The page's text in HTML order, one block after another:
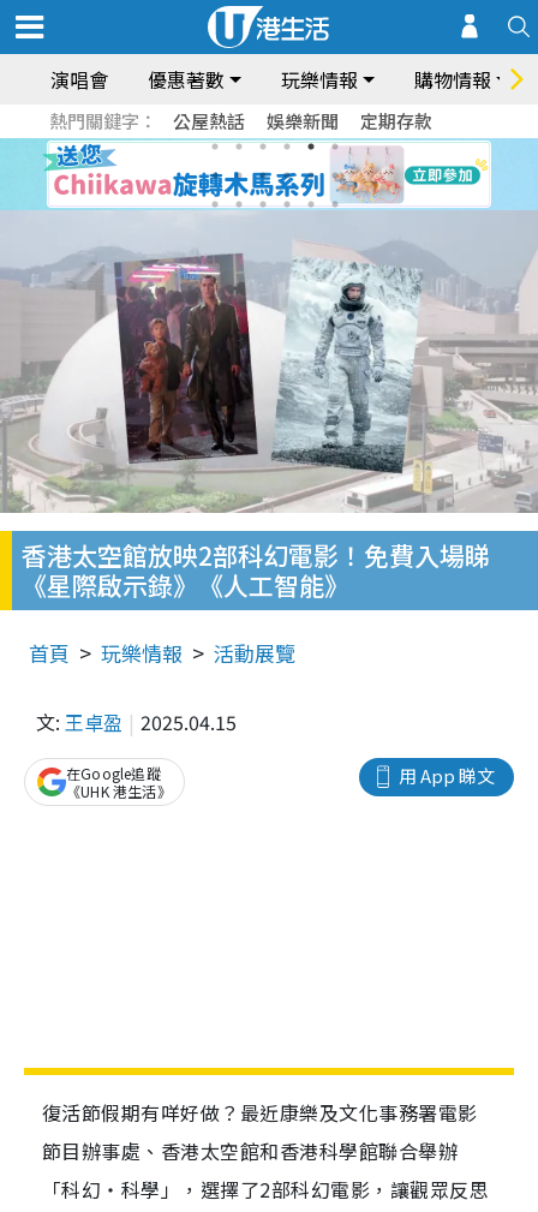
演唱會 優惠著數 玩樂情報 購物情報
熱門關鍵字： 公屋熱話 娛樂新聞 定期存款
香港太空館放映2部科幻電影！免費入場睇
《星際啟示錄》《人工智能》
首頁 玩樂情報 活動展覽
文: 王卓盈 2025.04.15
用 App 睇文
在Google追蹤
《UHK 港生活》
復活節假期有咩好做？最近康樂及文化事務署電影
節目辦事處、香港太空館和香港科學館聯合舉辦
「科幻‧科學」，選擇了2部科幻電影，讓觀眾反思